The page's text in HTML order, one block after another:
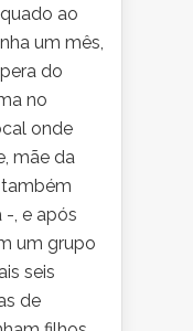
ao
um mês,
do
no
onde
, mãe da
, e após
um grupo
seis
de